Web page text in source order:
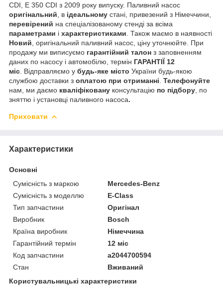
CDI, E 350 CDI з 2009 року випуску. Паливний насос
оригінальний , в ідеальному стані, привезений з Німеччини,
перевірений на спеціалізованому стенді за всіма
параметрами і характеристиками . Також маємо в наявності
Новий оригінальний паливний насос, ціну уточнюйте. При
продажу ми виписуємо гарантійний талон з заповненням
даних по насосу і автомобілю, термін ГАРАНТІЇ 12
міс . Відправляємо у будь-яке місто України будь-якою
службою доставки з оплатою при отриманні Телефонуйте
нам, ми даємо кваліфіковану консультацію по підбору , по
зняттю і установці паливного насоса.
Приховати
Характеристики
Основні
Сумісність з маркою
Mercedes-Benz
Сумісність з моделлю
E-Class
Тип запчастини
Оригінал
Виробник
Bosch
Країна виробник
Німеччина
Гарантійний термін
12 міс
Код запчастини
a2044700594
Стан
Вживаний
Користувальницькі характеристики